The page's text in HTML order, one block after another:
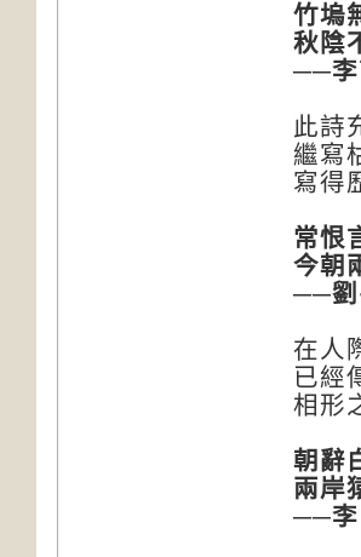
竹塢無
秋陰不
──李商
此詩充
繼寫枯
寫得歷
常恨言
今朝兩
──劉禹
在人際
已經傳
相形之
朝辭白
兩岸猿
──李